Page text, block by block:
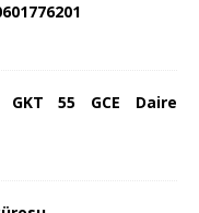
GKT 55 GCE Daire